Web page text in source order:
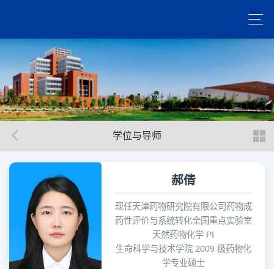
学位与导师
郝倩
现任天津药物研究院有限公司药物成
药性评价与系统转化全国重点实验室
天然药物化学 PI
生命科学与技术学院 2009 级药物化
学专业硕士